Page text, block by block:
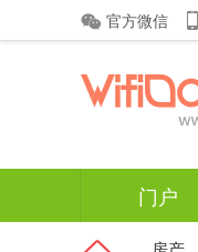
官方微信
门户